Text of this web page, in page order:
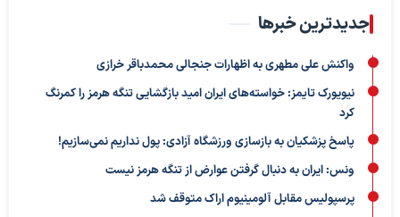
جدیدترین خبرها
واکنش علی مطهری به اظهارات جنجالی محمدباقر خرازی
نیویورک تایمز: خواسته‌های ایران امید بازگشایی تنگه هرمز را کمرنگ
کرد
پاسخ پزشکیان به بازسازی ورزشگاه آزادی: پول نداریم نمی‌سازیم!
ونس: ایران به دنبال گرفتن عوارض از تنگه هرمز نیست
پرسپولیس مقابل آلومینیوم اراک متوقف شد